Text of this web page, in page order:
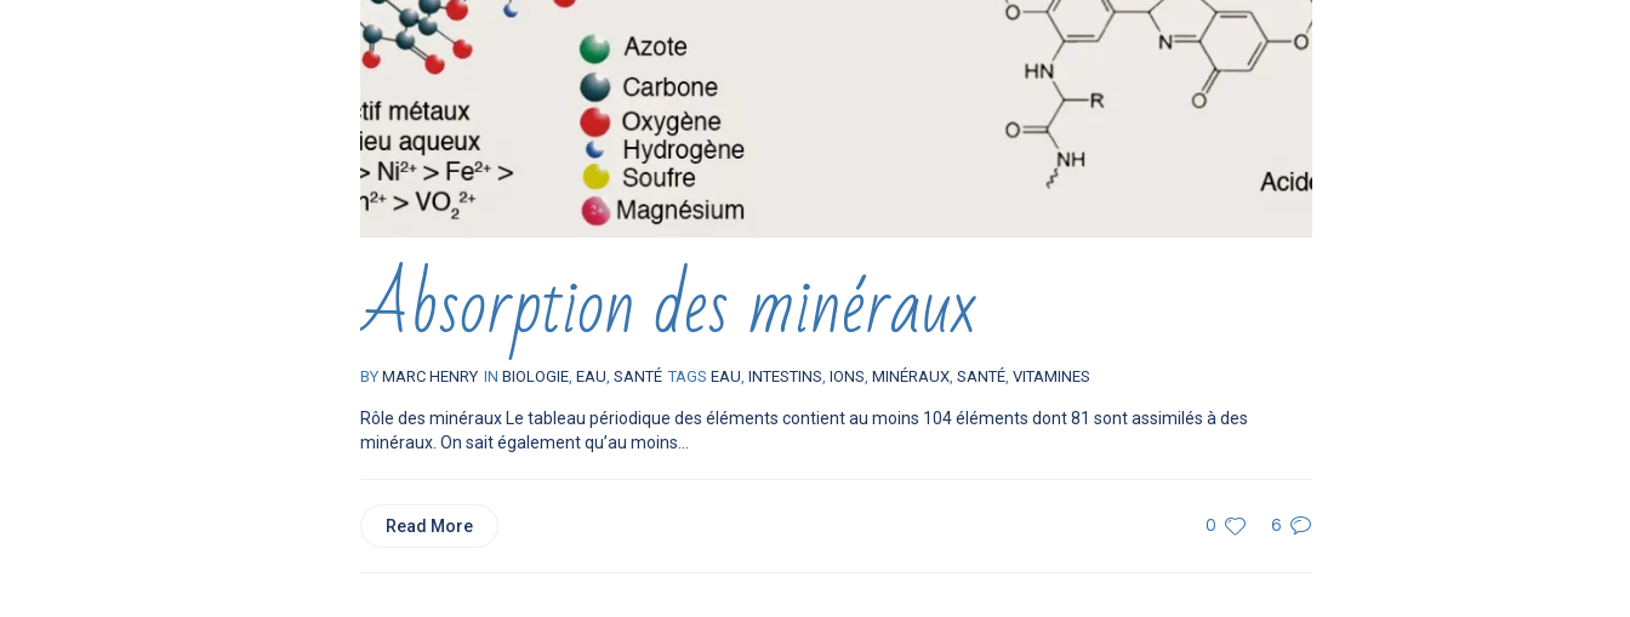
Absorption des minéraux
BY MARC HENRY IN BIOLOGIE, EAU, SANTÉ TAGS EAU, INTESTINS, IONS, MINÉRAUX, SANTÉ, VITAMINES
Rôle des minéraux Le tableau périodique des éléments contient au moins 104 éléments dont 81 sont assimilés à des
minéraux. On sait également qu’au moins...
0 6
Read More